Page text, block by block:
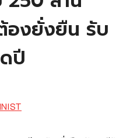
องยั่งยืน รับ
ปี